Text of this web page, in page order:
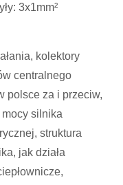
3x1mm²
kolektory
centralnego
polsce za i przeciw,
silnika
struktura
jak działa